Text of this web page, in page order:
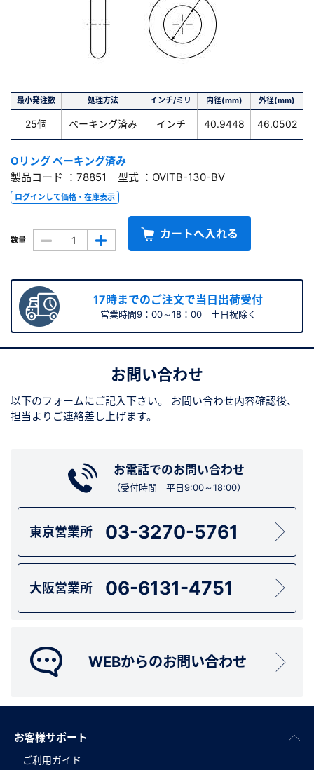
最小発注数 処理方法 インチ/ミリ 内径(mm) 外径(mm)
25個 ベーキング済み インチ 40.9448 46.0502
Oリング ベーキング済み
製品コード ：78851 型式 ：OVITB-130-BV
ログインして価格・在庫表示
数量 カートへ入れる
17時までのご注文で当日出荷受付
営業時間9：00～18：00 土日祝除く
お問い合わせ
以下のフォームにご記入下さい。
お問い合わせ内容確認後、
担当よりご連絡差し上げます。
お電話でのお問い合わせ
（受付時間 平日9:00～18:00）
東京営業所 03-3270-5761
大阪営業所 06-6131-4751
WEBからのお問い合わせ
お客様サポート
ご利用ガイド